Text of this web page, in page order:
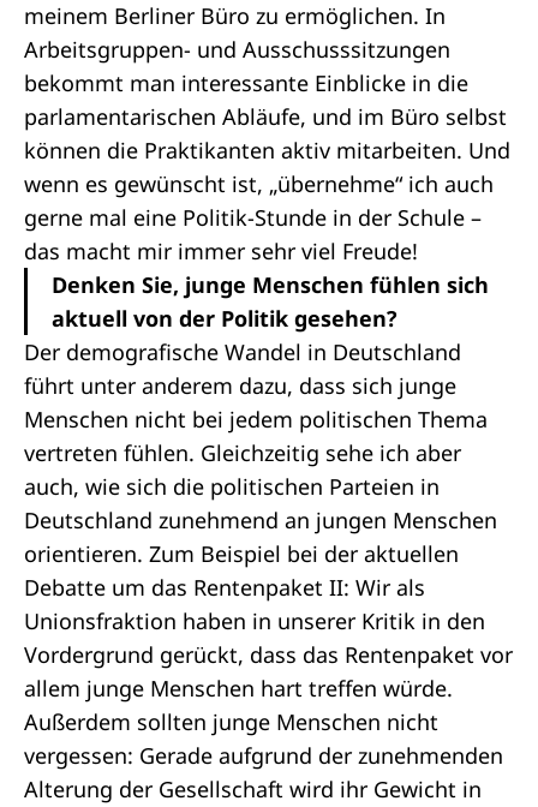
meinem Berliner Büro zu ermöglichen. In
Arbeitsgruppen- und Ausschusssitzungen
bekommt man interessante Einblicke in die
parlamentarischen Abläufe, und im Büro selbst
können die Praktikanten aktiv mitarbeiten. Und
wenn es gewünscht ist, „übernehme“ ich auch
gerne mal eine Politik-Stunde in der Schule –
das macht mir immer sehr viel Freude!
Denken Sie, junge Menschen fühlen sich
aktuell von der Politik gesehen?
Der demografische Wandel in Deutschland
führt unter anderem dazu, dass sich junge
Menschen nicht bei jedem politischen Thema
vertreten fühlen. Gleichzeitig sehe ich aber
auch, wie sich die politischen Parteien in
Deutschland zunehmend an jungen Menschen
orientieren. Zum Beispiel bei der aktuellen
Debatte um das Rentenpaket II: Wir als
Unionsfraktion haben in unserer Kritik in den
Vordergrund gerückt, dass das Rentenpaket vor
allem junge Menschen hart treffen würde.
Außerdem sollten junge Menschen nicht
vergessen: Gerade aufgrund der zunehmenden
Alterung der Gesellschaft wird ihr Gewicht in